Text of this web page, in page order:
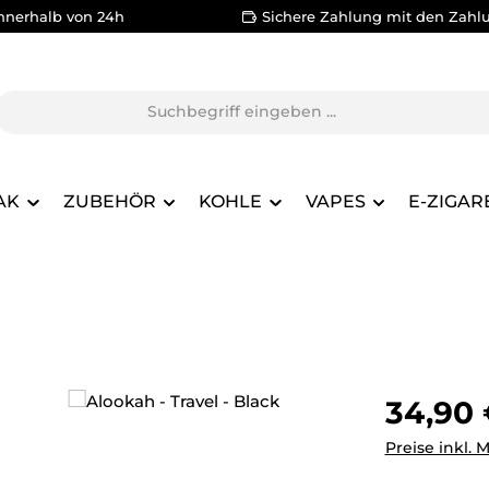
von 24h Sichere Zahlung mit den
ZUBEHÖR KOHLE VAPES E-
Regulärer
34,90
Preise inkl.